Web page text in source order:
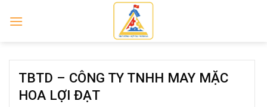
TBTD – CÔNG TY TNHH MAY MẶC
HOA LỢI ĐẠT